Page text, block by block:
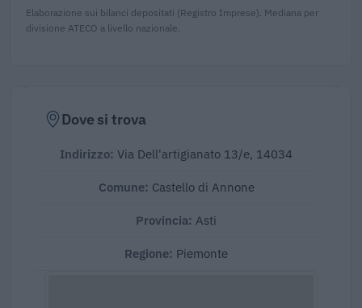
Elaborazione sui bilanci depositati (Registro Imprese). Mediana per
divisione ATECO a livello nazionale.
Dove si trova
Indirizzo: Via Dell'artigianato 13/e, 14034
Comune: Castello di Annone
Provincia: Asti
Regione: Piemonte